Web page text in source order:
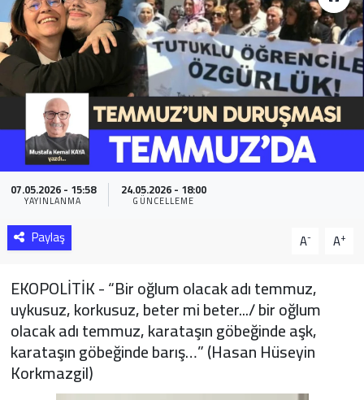
07.05.2026 - 15:58
YAYINLANMA
24.05.2026 - 18:00
GÜNCELLEME
Paylaş A- A+
EKOPOLİTİK - “Bir oğlum olacak adı temmuz,
uykusuz, korkusuz, beter mi beter.../ bir oğlum
olacak adı temmuz, karataşın göbeğinde aşk,
karataşın göbeğinde barış…” (Hasan Hüseyin
Korkmazgil)
Teknoloji
Yaşam
Sağlık
Yazarlar
Resmi İlan
Resmi Reklam